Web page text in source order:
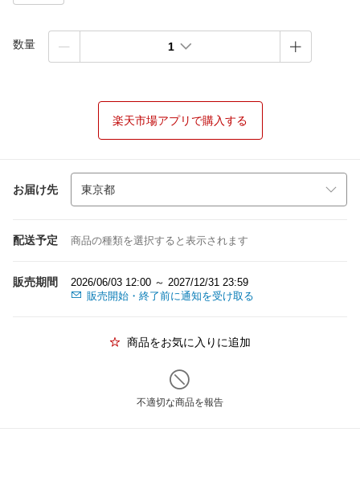
数量 1
楽天市場アプリで購入する
お届け先
配送予定 商品の種類を選択すると表示されます
販売期間
2026/06/03 12:00 ～ 2027/12/31 23:59
販売開始・終了前に通知を受け取る
商品をお気に入りに追加
不適切な商品を報告